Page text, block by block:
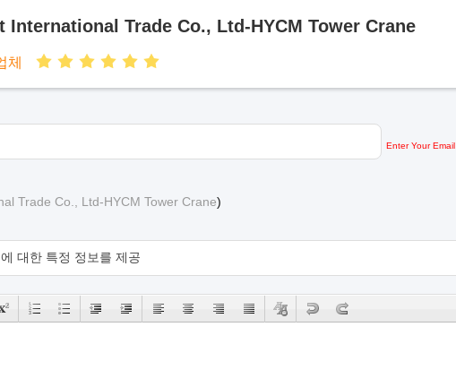
International Trade Co., Ltd-HYCM Tower Crane
체
Enter Your Email
Trade Co., Ltd-HYCM Tower Crane)